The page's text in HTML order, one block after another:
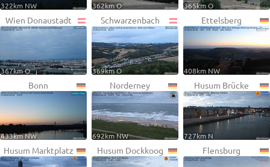
322km NW 362km O 365km O
Wien Donaustadt
367km O
Schwarzenbach
369km O
Ettelsberg
408km NW
Bonn
433km NW
Norderney
692km NW
Husum Brücke
727km N
Husum Marktplatz Husum Dockkoog Flensburg